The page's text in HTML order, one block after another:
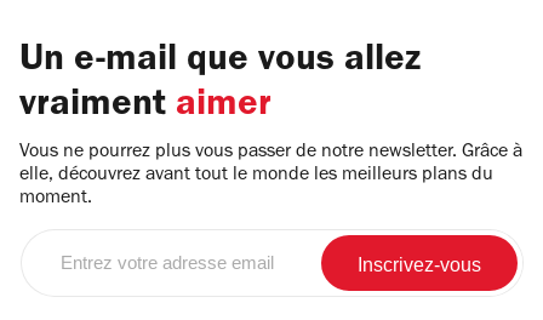
Un e-mail que vous allez
vraiment aimer
Vous ne pourrez plus vous passer de notre newsletter. Grâce à
elle, découvrez avant tout le monde les meilleurs plans du
moment.